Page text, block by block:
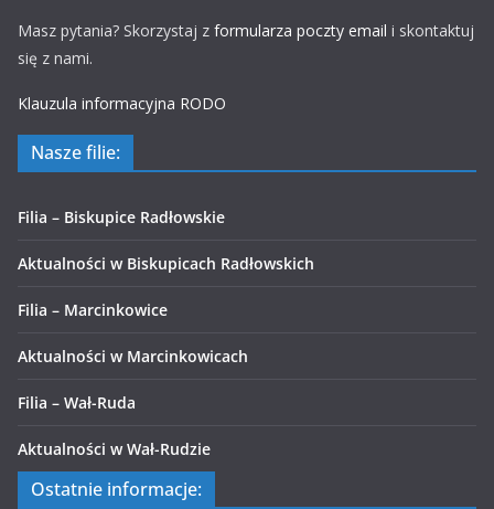
Masz pytania? Skorzystaj z formularza poczty email i skontaktuj
się z nami.
Klauzula informacyjna RODO
Nasze filie:
Filia – Biskupice Radłowskie
Aktualności w Biskupicach Radłowskich
Filia – Marcinkowice
Aktualności w Marcinkowicach
Filia – Wał-Ruda
Aktualności w Wał-Rudzie
Ostatnie informacje: